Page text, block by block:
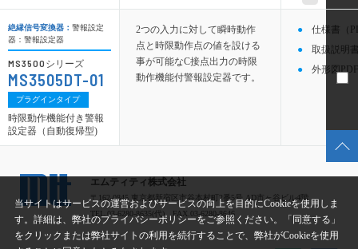
2つの入力に対して瞬時動作
点と時限動作点の値を設ける
事が可能なC接点出力の時限
動作機能付警報設定器です。
仕様書（
取扱説明
外形図
絶縁信号変換器： 警報設定
器：警報設定器
MS3500 シリーズ
MS3505DT-01
プラグインタイプ
時限動作機能付き警報
設定器（自動復帰型)
エムティティ株式会社
〒162-0845 東京都新宿区市谷本村町2番5号 AD市ヶ谷ビル4階
TEL.03-6280-8635(代) FAX.03-6280-8646
当サイトはサービスの運営およびサービスの向上を目的にCookieを使用しま
す。詳細は、弊社のプライバシーポリシーをご参照ください。「同意する」
をクリックまたは弊社サイトの利用を続行することで、弊社がCookieを使用